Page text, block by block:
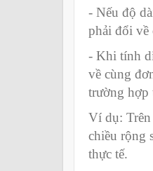
- Nếu độ
phải đổi
- Khi tính
về cùng
trường
Ví dụ:
chiều rộng
thực tế.